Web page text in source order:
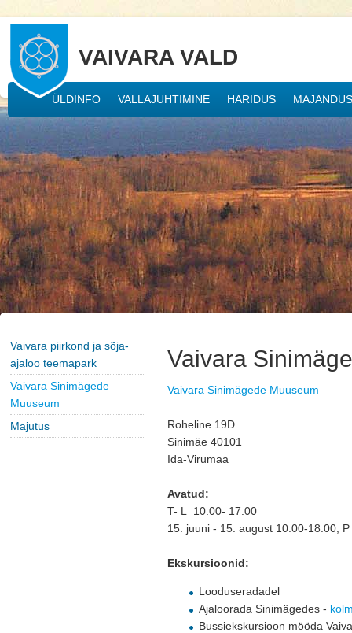
VAIVARA VALD
ÜLDINFO VALLAJUHTIMINE HARIDUS MAJANDUS
Vaivara piirkond ja sõja-
ajaloo teemapark
Vaivara Sinimägede
Muuseum
Majutus
Vaivara
Vaivara Sinimägede Muuseum
Roheline 19D
Sinimäe 40101
Ida-Virumaa
Avatud:
T- L 10.00- 17.00
15. juuni - 15. august 10.00-18.00,
Ekskursioonid:
Looduseradadel
Ajaloorada Sinimägedes -
Bussiekskursioon mööda